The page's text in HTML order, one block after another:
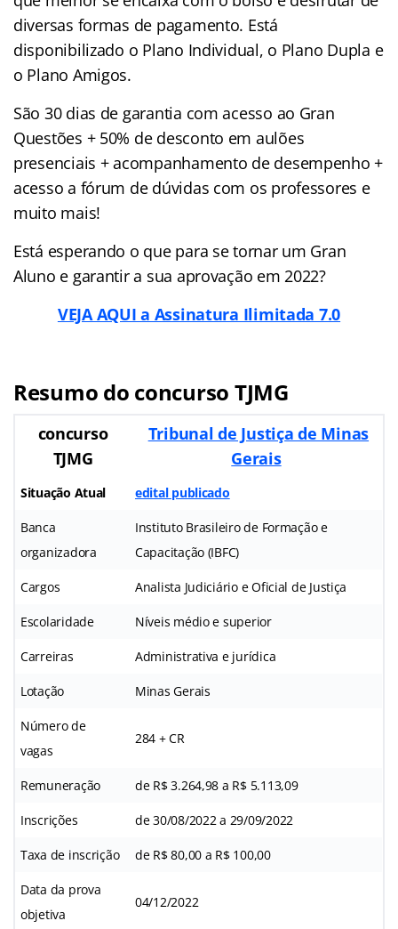
diversas formas de pagamento. Está
disponibilizado o Plano Individual, o Plano Dupla e
o Plano Amigos.
São 30 dias de garantia com acesso ao Gran
Questões + 50% de desconto em aulões
presenciais + acompanhamento de desempenho +
acesso a fórum de dúvidas com os professores e
muito mais!
Está esperando o que para se tornar um Gran
Aluno e garantir a sua aprovação em 2022?
VEJA AQUI a Assinatura Ilimitada 7.0
Resumo do concurso TJMG
concurso
TJMG
Tribunal de Justiça de Minas
Gerais
Situação Atual edital publicado
Banca
organizadora
Instituto Brasileiro de Formação e
Capacitação (IBFC)
Cargos Analista Judiciário e Oficial de Justiça
Escolaridade Níveis médio e superior
Carreiras Administrativa e jurídica
Lotação Minas Gerais
Número de
vagas
284 + CR
Remuneração de R$ 3.264,98 a R$ 5.113,09
Inscrições de 30/08/2022 a 29/09/2022
Taxa de inscrição de R$ 80,00 a R$ 100,00
Data da prova
objetiva
04/12/2022